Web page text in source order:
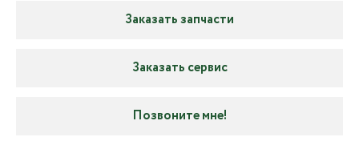
Заказать запчасти
Заказать сервис
Позвоните мне!